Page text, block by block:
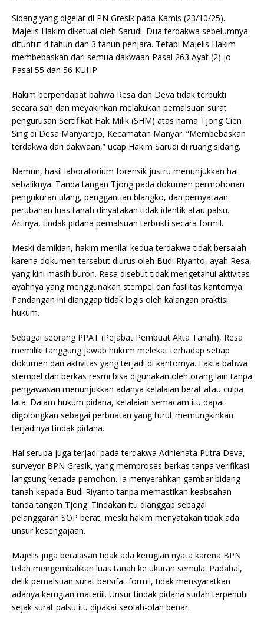
Sidang yang digelar di PN Gresik pada Kamis (23/10/25).
Majelis Hakim diketuai oleh Sarudi. Dua terdakwa sebelumnya
dituntut 4 tahun dan 3 tahun penjara. Tetapi Majelis Hakim
membebaskan dari semua dakwaan Pasal 263 Ayat (2) jo
Pasal 55 dan 56 KUHP.
Hakim berpendapat bahwa Resa dan Deva tidak terbukti
secara sah dan meyakinkan melakukan pemalsuan surat
pengurusan Sertifikat Hak Milik (SHM) atas nama Tjong Cien
Sing di Desa Manyarejo, Kecamatan Manyar. “Membebaskan
terdakwa dari dakwaan,” ucap Hakim Sarudi di ruang sidang.
Namun, hasil laboratorium forensik justru menunjukkan hal
sebaliknya. Tanda tangan Tjong pada dokumen permohonan
pengukuran ulang, penggantian blangko, dan pernyataan
perubahan luas tanah dinyatakan tidak identik atau palsu.
Artinya, tindak pidana pemalsuan terbukti secara formil.
Meski demikian, hakim menilai kedua terdakwa tidak bersalah
karena dokumen tersebut diurus oleh Budi Riyanto, ayah Resa,
yang kini masih buron. Resa disebut tidak mengetahui aktivitas
ayahnya yang menggunakan stempel dan fasilitas kantornya.
Pandangan ini dianggap tidak logis oleh kalangan praktisi
hukum.
Sebagai seorang PPAT (Pejabat Pembuat Akta Tanah), Resa
memiliki tanggung jawab hukum melekat terhadap setiap
dokumen dan aktivitas yang terjadi di kantornya. Fakta bahwa
stempel dan berkas resmi bisa digunakan oleh orang lain tanpa
pengawasan menunjukkan adanya kelalaian berat atau culpa
lata. Dalam hukum pidana, kelalaian semacam itu dapat
digolongkan sebagai perbuatan yang turut memungkinkan
terjadinya tindak pidana.
Hal serupa juga terjadi pada terdakwa Adhienata Putra Deva,
surveyor BPN Gresik, yang memproses berkas tanpa verifikasi
langsung kepada pemohon. Ia menyerahkan gambar bidang
tanah kepada Budi Riyanto tanpa memastikan keabsahan
tanda tangan Tjong. Tindakan itu dianggap sebagai
pelanggaran SOP berat, meski hakim menyatakan tidak ada
unsur kesengajaan.
Majelis juga beralasan tidak ada kerugian nyata karena BPN
telah mengembalikan luas tanah ke ukuran semula. Padahal,
delik pemalsuan surat bersifat formil, tidak mensyaratkan
adanya kerugian materiil. Unsur tindak pidana sudah terpenuhi
sejak surat palsu itu dipakai seolah-olah benar.